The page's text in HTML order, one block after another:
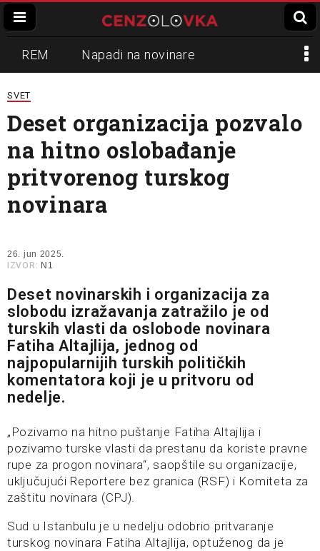
REM Napadi na novinare
Zvučni top
Propaganda Lokalni mediji
Informer Slavko Ćuruvija
SVET
Deset organizacija pozvalo
na hitno oslobađanje
pritvorenog turskog
novinara
26. jun 2025.
IZVOR: N1
Deset novinarskih i organizacija za
slobodu izražavanja zatražilo je od
turskih vlasti da oslobode novinara
Fatiha Altajlija, jednog od
najpopularnijih turskih političkih
komentatora koji je u pritvoru od
nedelje.
„Pozivamo na hitno puštanje Fatiha Altajlija i
pozivamo turske vlasti da prestanu da koriste pravne
rupe za progon novinara“, saopštile su organizacije,
uključujući Reportere bez granica (RSF) i Komiteta za
zaštitu novinara (CPJ).
Sud u Istanbulu je u nedelju odobrio pritvaranje
turskog novinara Fatiha Altajlija, optuženog da je